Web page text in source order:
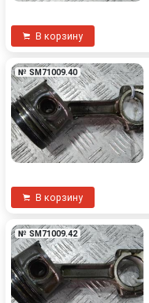
В корзину
№ SM71009.40
В корзину
№ SM71009.42